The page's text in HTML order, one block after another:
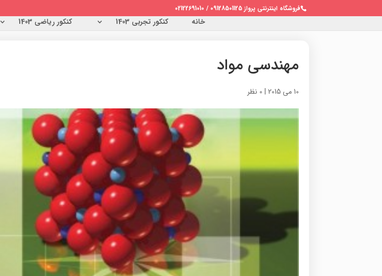
فروشگاه اینترنتی پرواز 09128501125 / 02122691010
خانه کنکور تجربی 1403 کنکور ریاضی 1403
مهندسی مواد
10 می 2015 | 0 نظر